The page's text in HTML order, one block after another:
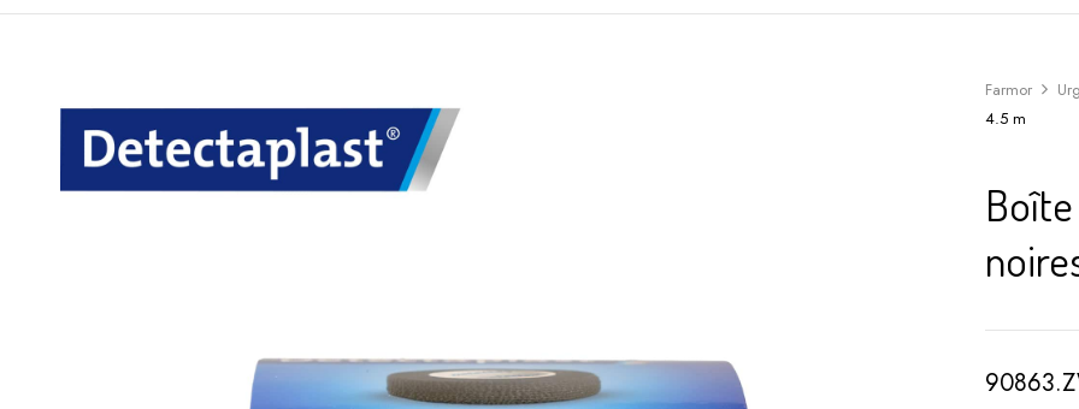
Farmor
4.5 m